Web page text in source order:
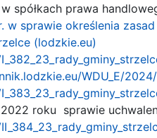
spółkach prawa
w sprawie określenia
(lodzkie.eu)
WDU_E/
roku sprawie